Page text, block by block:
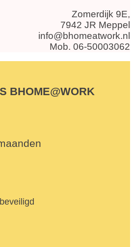
Zomerdijk 9E,
7942 JR Meppel
info@bhomeatwork.nl
Mob. 06-50003062
BHOME@WORK